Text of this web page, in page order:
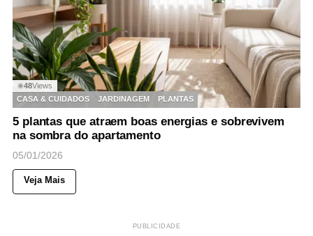
◉48Views
CASA & CUIDADOS
JARDINAGEM PLANTAS
5 plantas que atraem boas energias e sobrevivem
na sombra do apartamento
05/01/2026
Veja Mais
PUBLICIDADE